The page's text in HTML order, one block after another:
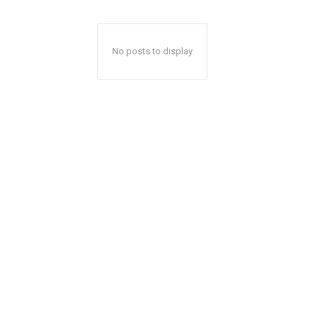
No posts to display